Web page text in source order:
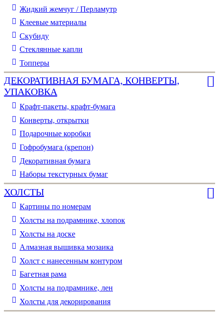
Жидкий жемчуг / Перламутр
Клеевые материалы
Скубиду
Стеклянные капли
Топперы
ДЕКОРАТИВНАЯ БУМАГА, КОНВЕРТЫ,
УПАКОВКА
Крафт-пакеты, крафт-бумага
Конверты, открытки
Подарочные коробки
Гофробумага (крепон)
Декоративная бумага
Наборы текстурных бумаг
ХОЛСТЫ
Картины по номерам
Холсты на подрамнике, хлопок
Холсты на доске
Алмазная вышивка мозаика
Холст с нанесенным контуром
Багетная рама
Холсты на подрамнике, лен
Холсты для декорирования